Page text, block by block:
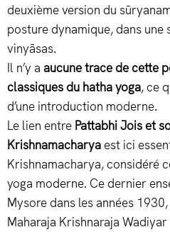
deuxième version du
posture dynamique, dans une
vinyāsas.
Il n’y a aucune trace de cette
classiques du hatha yoga, ce
d’une introduction moderne.
Le lien entre Pattabhi Jois et
Krishnamacharya est ici
Krishnamacharya, considéré
yoga moderne. Ce dernier
Mysore dans les années
Maharaja Krishnaraja